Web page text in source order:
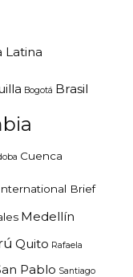
Latina
Bogotá Brasil
Cuenca
Brief
Medellín
Quito Rafaela
Pablo Santiago